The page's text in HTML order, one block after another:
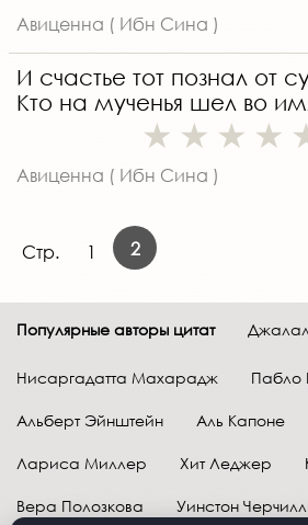
Авиценна ( Ибн Сина )
И счастье тот познал от
Кто на мученья шел во
Авиценна ( Ибн Сина )
Стр. 1 2
Популярные авторы цитат
Нисаргадатта Махарадж Пабло
Альберт Эйнштейн Аль Капоне
Лариса Миллер Хит Леджер
Вера Полозкова Уинстон